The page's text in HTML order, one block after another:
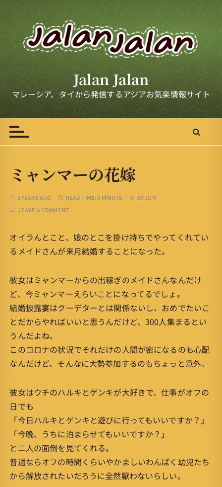
t
n
Jalan Jalan
マレーシア、タイから発信するアジアお気楽情報サイト
ミャンマーの花嫁
5 YEARS AGO READ TIME:0 MINUTE BYJUN
LEAVE A COMMENT
オイラんとこと、娘のとこを掛け持ちでやってくれてい
るメイドさんが来月結婚することになった。
彼女はミャンマーからの出稼ぎのメイドさんなんだけ
ど、今ミャンマーえらいことになってるでしょ。
結婚披露宴はクーデターとは関係ないし、おめでたいこ
とだからやればいいと思うんだけど、300人集まるとい
うんだよね。
このコロナの状況でそれだけの人間が密になるのも心配
なんだけど、そんなに大勢参加するのもちょっと意外。
彼女はウチのハルキとゲンキが大好きで、仕事がオフの
日でも
「今日ハルキとゲンキと遊びに行ってもいいですか？」
「今晩、うちに泊まらせてもいいですか？」
と二人の面倒を見てくれる。
普通ならオフの時間くらいやかましいわんぱく幼児たち
から解放されたいだろうに全然厭わないらしい。